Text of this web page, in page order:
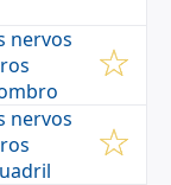
nervos
nervos